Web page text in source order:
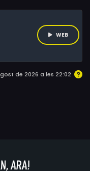
WEB
de 2026 a les 22:02